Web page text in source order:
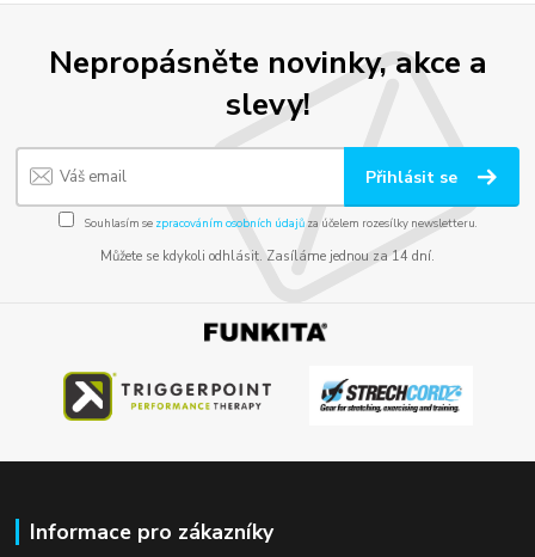
Nepropásněte novinky, akce a
slevy!
Přihlásit se
Souhlasím se zpracováním osobních údajůza účelem rozesílky newsletteru.
Můžete se kdykoli odhlásit. Zasíláme jednou za 14 dní.
Informace pro zákazníky